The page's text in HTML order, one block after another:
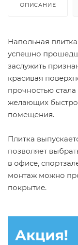
ОПИСАНИЕ
Напольная
успешно
заслужить
красивая
прочностью
желающих
помещения.
Плитка
позволяет
в офисе,
монтаж можно
покрытие.